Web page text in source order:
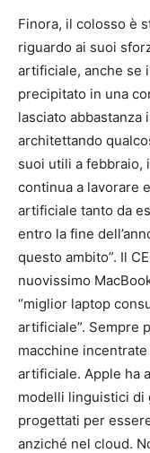
Finora, il colosso è
riguardo ai suoi
artificiale, anche se
precipitato in una
lasciato
architettando
suoi utili a febbraio,
continua a lavorare
artificiale tanto da
entro la fine
questo ambito”. Il
nuovissimo
“miglior laptop
artificiale”. Sempre
macchine
artificiale. Apple ha
modelli linguistici di
progettati per
anziché nel cloud.